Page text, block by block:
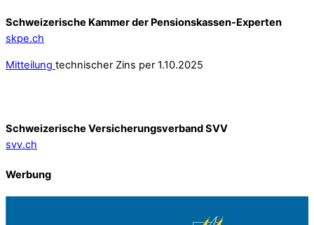
Schweizerische Kammer der Pensionskassen-Experten
skpe.ch
Mitteilung technischer Zins per 1.10.2025
Schweizerische Versicherungsverband SVV
svv.ch
Werbung